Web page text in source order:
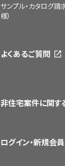
サンプル・カタログ
様）
よくあるご質問
非住宅案件に関す
ログイン・新規会